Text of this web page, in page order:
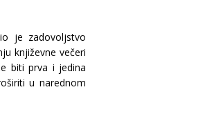
je zadovoljstvo
književne večeri
biti prva i jedina
u narednom